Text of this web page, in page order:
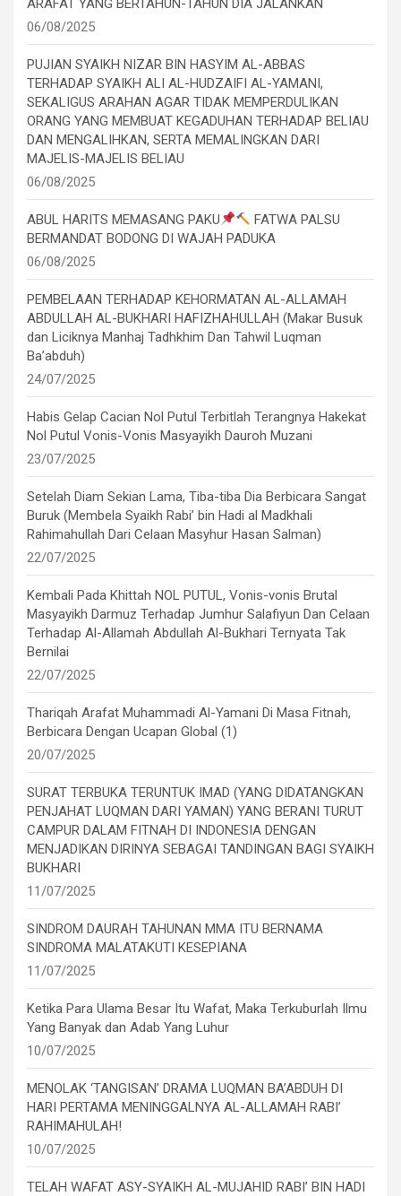
ARAFAT YANG BERTAHUN-TAHUN DIA JALANKAN
06/08/2025
PUJIAN SYAIKH NIZAR BIN HASYIM AL-ABBAS
TERHADAP SYAIKH ALI AL-HUDZAIFI AL-YAMANI,
SEKALIGUS ARAHAN AGAR TIDAK MEMPERDULIKAN
ORANG YANG MEMBUAT KEGADUHAN TERHADAP BELIAU
DAN MENGALIHKAN, SERTA MEMALINGKAN DARI
MAJELIS-MAJELIS BELIAU
06/08/2025
ABUL HARITS MEMASANG PAKU
FATWA PALSU
BERMANDAT BODONG DI WAJAH PADUKA
06/08/2025
PEMBELAAN TERHADAP KEHORMATAN AL-ALLAMAH
ABDULLAH AL-BUKHARI HAFIZHAHULLAH (Makar Busuk
dan Liciknya Manhaj Tadhkhim Dan Tahwil Luqman
Ba’abduh)
24/07/2025
Habis Gelap Cacian Nol Putul Terbitlah Terangnya Hakekat
Nol Putul Vonis-Vonis Masyayikh Dauroh Muzani
23/07/2025
Setelah Diam Sekian Lama, Tiba-tiba Dia Berbicara Sangat
Buruk (Membela Syaikh Rabi’ bin Hadi al Madkhali
Rahimahullah Dari Celaan Masyhur Hasan Salman)
22/07/2025
Kembali Pada Khittah NOL PUTUL, Vonis-vonis Brutal
Masyayikh Darmuz Terhadap Jumhur Salafiyun Dan Celaan
Terhadap Al-Allamah Abdullah Al-Bukhari Ternyata Tak
Bernilai
22/07/2025
Thariqah Arafat Muhammadi Al-Yamani Di Masa Fitnah,
Berbicara Dengan Ucapan Global (1)
20/07/2025
SURAT TERBUKA TERUNTUK IMAD (YANG DIDATANGKAN
PENJAHAT LUQMAN DARI YAMAN) YANG BERANI TURUT
CAMPUR DALAM FITNAH DI INDONESIA DENGAN
MENJADIKAN DIRINYA SEBAGAI TANDINGAN BAGI SYAIKH
BUKHARI
11/07/2025
SINDROM DAURAH TAHUNAN MMA ITU BERNAMA
SINDROMA MALATAKUTI KESEPIANA
11/07/2025
Ketika Para Ulama Besar Itu Wafat, Maka Terkuburlah Ilmu
Yang Banyak dan Adab Yang Luhur
10/07/2025
MENOLAK ‘TANGISAN’ DRAMA LUQMAN BA’ABDUH DI
HARI PERTAMA MENINGGALNYA AL-ALLAMAH RABI’
RAHIMAHULAH!
10/07/2025
TELAH WAFAT ASY-SYAIKH AL-MUJAHID RABI’ BIN HADI